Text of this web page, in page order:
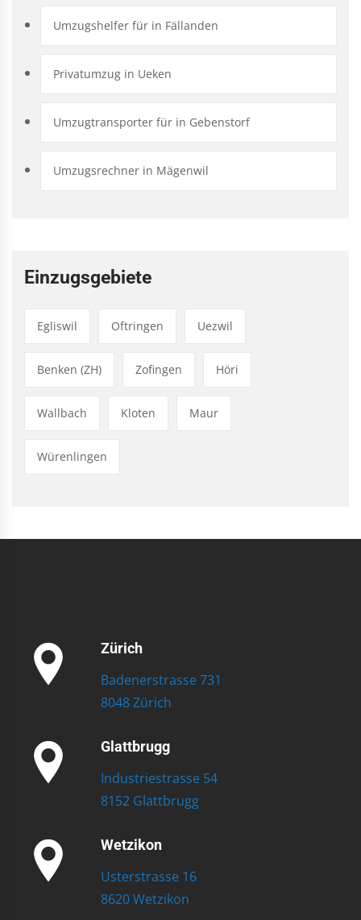
Umzugshelfer für in Fällanden
Privatumzug in Ueken
Umzugtransporter für in Gebenstorf
Umzugsrechner in Mägenwil
Einzugsgebiete
Egliswil Oftringen Uezwil
Benken (ZH) Zofingen Höri
Wallbach Kloten Maur
Würenlingen
Zürich
Badenerstrasse 731
8048 Zürich
Glattbrugg
Industriestrasse 54
8152 Glattbrugg
Wetzikon
Usterstrasse 16
8620 Wetzikon